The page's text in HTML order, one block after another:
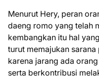
Menurut Hery, peran
daeng romo yang telah
kembangkan itu hal
turut memajukan
karena jarang ada
serta berkontribusi